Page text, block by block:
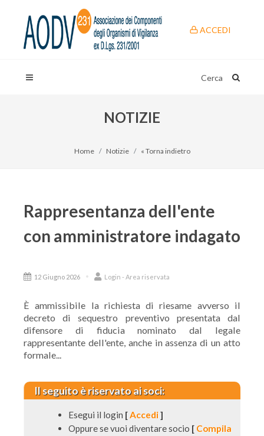
ACCEDI
Cerca
NOTIZIE
Home Notizie « Torna indietro
Rappresentanza dell'ente
con amministratore indagato
12 Giugno 2026 Login - Area riservata
È ammissibile la richiesta di riesame avverso il
decreto di sequestro preventivo presentata dal
difensore di fiducia nominato dal legale
rappresentante dell'ente, anche in assenza di un atto
formale...
Il seguito è riservato ai soci:
Esegui il login [Accedi]
Oppure se vuoi diventare socio [ Compila